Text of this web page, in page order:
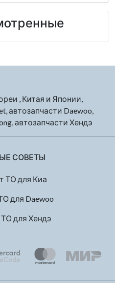
, Китая и Японии,
автозапчасти Daewoo,
автозапчасти Хендэ
СОВЕТЫ
ТО для Киа
для Daewoo
для Хендэ